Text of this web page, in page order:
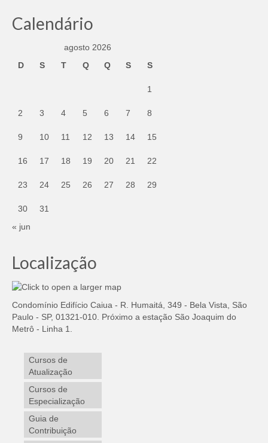
Calendário
agosto 2026
D
S T Q Q S S
1
2 3 4 5 6 7 8
9 10 11 12 13 14 15
16 17 18 19 20 21 22
23 24 25 26 27 28 29
30
31
« jun
Localização
Condomínio Edifício Caiua - R. Humaitá, 349 - Bela Vista, São
Paulo - SP, 01321-010. Próximo a estação São Joaquim do
Metrô - Linha 1.
Cursos de
Atualização
Cursos de
Especialização
Guia de
Contribuição